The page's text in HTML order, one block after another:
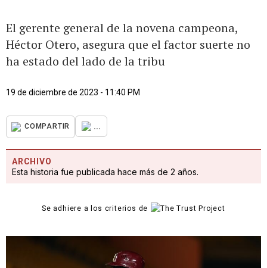
El gerente general de la novena campeona,
Héctor Otero, asegura que el factor suerte no
ha estado del lado de la tribu
19 de diciembre de 2023 - 11:40 PM
COMPARTIR ...
ARCHIVO
Esta historia fue publicada hace más de 2 años.
Se adhiere a los criterios de